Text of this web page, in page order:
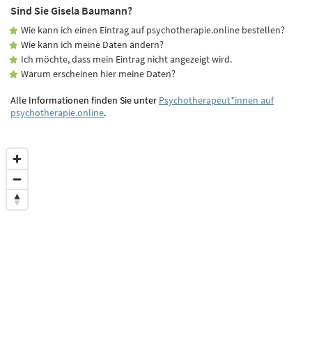
Sind Sie Gisela Baumann?
Wie kann ich einen Eintrag auf psychotherapie.online bestellen?
Wie kann ich meine Daten ändern?
Ich möchte, dass mein Eintrag nicht angezeigt wird.
Warum erscheinen hier meine Daten?
Alle Informationen finden Sie unter Psychotherapeut*innen auf
psychotherapie.online.